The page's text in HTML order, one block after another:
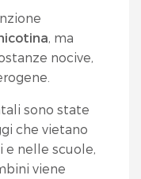
, ma
nocive,
sono state
che vietano
nelle scuole,
viene